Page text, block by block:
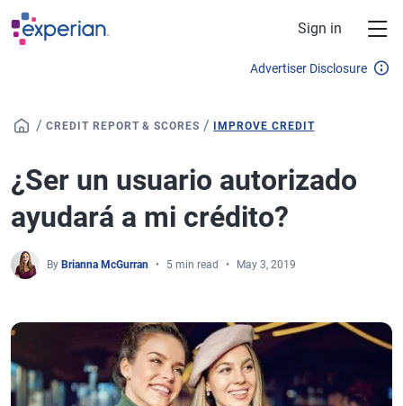
Skip to main content
Sign in
Advertiser Disclosure
/ CREDIT REPORT & SCORES / IMPROVE CREDIT
¿Ser un usuario autorizado
ayudará a mi crédito?
By Brianna McGurran 5 min read May 3, 2019